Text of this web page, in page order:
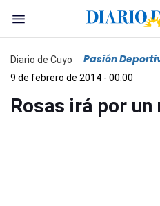
Diario de Cuyo Pasión
9 de febrero de 2014 - 00:00
Rosas irá por